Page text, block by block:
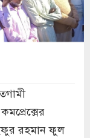
রহমান ফুল